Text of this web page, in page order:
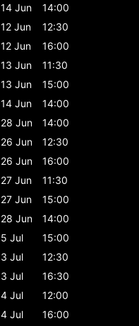
14 Jun
14:00
12 Jun
12:30
12 Jun
16:00
13 Jun
11:30
13 Jun
15:00
14 Jun
14:00
28 Jun
14:00
26 Jun
12:30
26 Jun
16:00
27 Jun
11:30
27 Jun
15:00
28 Jun
14:00
5 Jul
15:00
3 Jul
12:30
3 Jul
16:30
4 Jul
12:00
4 Jul
16:00